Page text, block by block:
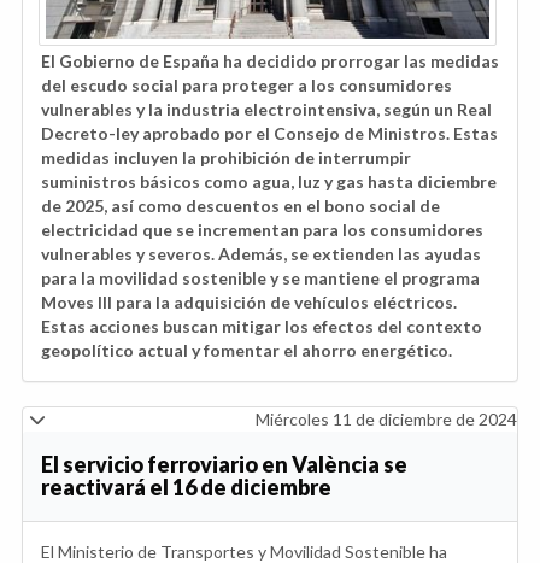
El Gobierno de España ha decidido prorrogar las medidas
del escudo social para proteger a los consumidores
vulnerables y la industria electrointensiva, según un Real
Decreto-ley aprobado por el Consejo de Ministros. Estas
medidas incluyen la prohibición de interrumpir
suministros básicos como agua, luz y gas hasta diciembre
de 2025, así como descuentos en el bono social de
electricidad que se incrementan para los consumidores
vulnerables y severos. Además, se extienden las ayudas
para la movilidad sostenible y se mantiene el programa
Moves III para la adquisición de vehículos eléctricos.
Estas acciones buscan mitigar los efectos del contexto
geopolítico actual y fomentar el ahorro energético.
Miércoles 11 de diciembre de 2024
El servicio ferroviario en València se
reactivará el 16 de diciembre
El Ministerio de Transportes y Movilidad Sostenible ha